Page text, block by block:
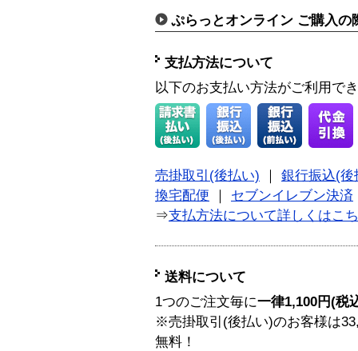
ぷらっとオンライン ご購入の
支払方法について
以下のお支払い方法がご利用で
売掛取引(後払い)
銀行振込(後
換宅配便
セブンイレブン決済
⇒支払方法について詳しくはこ
送料について
1つのご注文毎に一律1,100円(税
※売掛取引(後払い)のお客様は
無料！